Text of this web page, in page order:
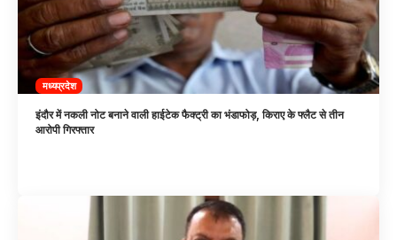
मध्यप्रदेश
इंदौर में नकली नोट बनाने वाली हाईटेक फैक्ट्री का भंडाफोड़, किराए के फ्लैट से तीन
आरोपी गिरफ्तार